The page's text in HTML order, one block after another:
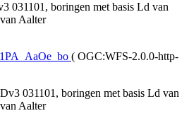
031101, boringen met basis Ld van
Aalter
( OGC:WFS-2.0.0-http-
031101, boringen met basis Ld van
Aalter